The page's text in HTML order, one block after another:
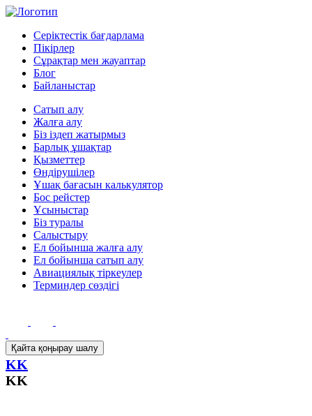
Серіктестік бағдарлама
Пікірлер
Сұрақтар мен жауаптар
Блог
Байланыстар
Сатып алу
Жалға алу
Біз іздеп жатырмыз
Барлық ұшақтар
Қызметтер
Өндірушілер
Ұшақ бағасын калькулятор
Бос рейстер
Ұсыныстар
Біз туралы
Салыстыру
Ел бойынша жалға алу
Ел бойынша сатып алу
Авиациялық тіркеулер
Терминдер сөздігі
Қайта қоңырау шалу
KK
KK